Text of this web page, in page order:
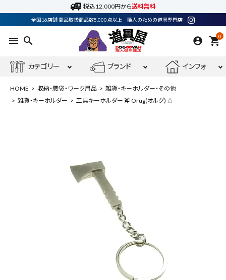
税込12,000円から送料無料
全国16店舗 商品取扱商品数5,000点以上 職人のための道具専門店
menu search 0
shopping_cart
カテゴリー ブランド インフォ
person 会員登録
最近閲覧した商品
HOME 収納・腰袋・ワーク用品
雑貨・キーホルダー・その他
雑貨・キーホルダー
工具キーホルダー 斧 Orug(オルグ) ☆